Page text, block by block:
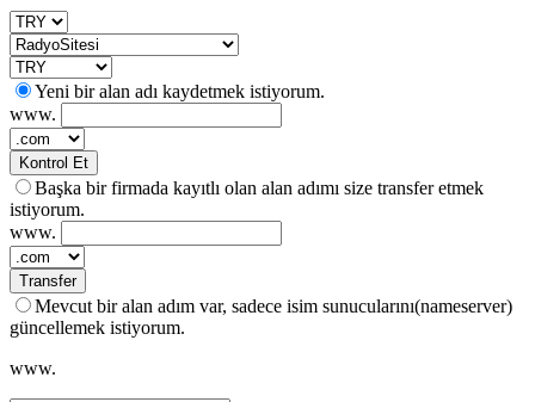
Yeni bir alan adı kaydetmek istiyorum.
www.
Kontrol Et
Başka bir firmada kayıtlı olan alan adımı size transfer etmek
istiyorum.
www.
Transfer
Mevcut bir alan adım var, sadece isim sunucularını(nameserver)
güncellemek istiyorum.
www.